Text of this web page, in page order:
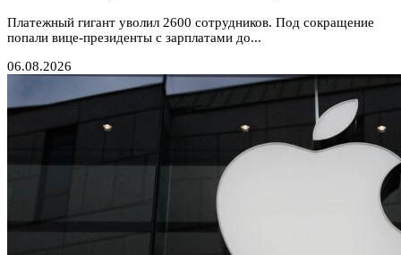
Платежный гигант уволил 2600 сотрудников. Под сокращение
попали вице-президенты с зарплатами до...
06.08.2026